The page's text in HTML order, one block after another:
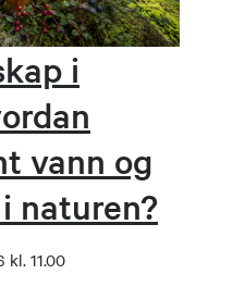
i
vann og
naturen?
kl. 11.00